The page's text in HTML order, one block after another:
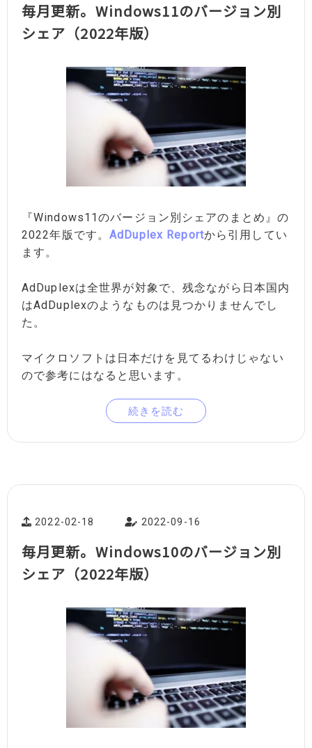
毎月更新。Windows11のバージョン別
シェア（2022年版）
『Windows11のバージョン別シェアのまとめ』の
2022年版です。AdDuplex Reportから引用してい
ます。
AdDuplexは全世界が対象で、残念ながら日本国内
はAdDuplexのようなものは見つかりませんでし
た。
マイクロソフトは日本だけを見てるわけじゃない
ので参考にはなると思います。
続きを読む
2022-02-18 2022-09-16
毎月更新。Windows10のバージョン別
シェア（2022年版）